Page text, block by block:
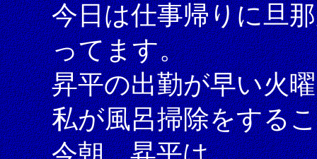
今日は仕事帰りに旦
ってます。
昇平の出勤が早い火
私が風呂掃除をする